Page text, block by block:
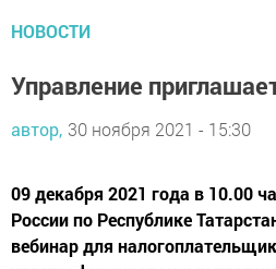
Управление
России по Республике
вебинар для
уплаты фиксированных